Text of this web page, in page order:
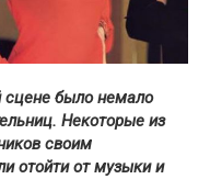
сцене было немало
Некоторые из
своим
отойти от музыки и